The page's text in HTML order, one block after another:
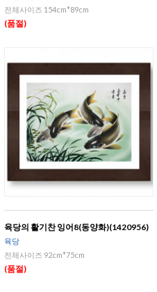
전체사이즈 154cm*89cm
(품절)
육당의 활기찬 잉어8(동양화)(1420956)
육당
전체사이즈 92cm*75cm
(품절)